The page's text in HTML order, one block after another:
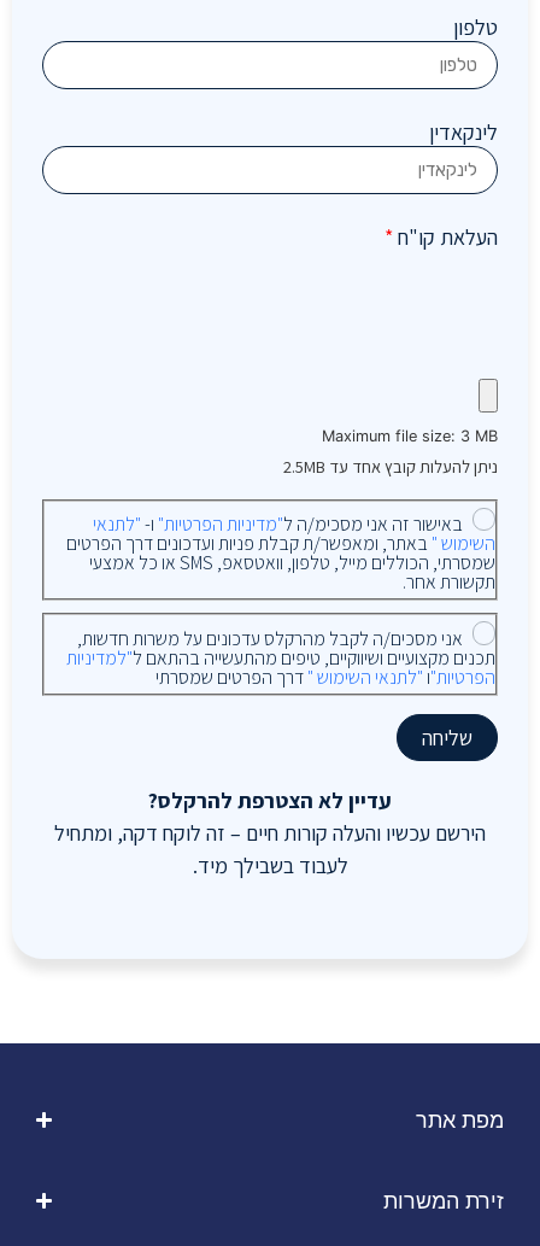
טלפון
לינקאדין
העלאת קו"ח *
Maximum file size: 3 MB
ניתן להעלות קובץ אחד עד 2.5MB
באישור זה אני מסכימ/ה ל"מדיניות הפרטיות" ו-"לתנאי
השימוש " באתר, ומאפשר/ת קבלת פניות ועדכונים דרך הפרטים
שמסרתי, הכוללים מייל, טלפון, וואטסאפ, SMS או כל אמצעי
תקשורת אחר.
אני מסכים/ה לקבל מהרקלס עדכונים על משרות חדשות,
תכנים מקצועיים ושיווקיים, טיפים מהתעשייה בהתאם ל"למדיניות
הפרטיות"ו "לתנאי השימוש "דרך הפרטים שמסרתי
שליחה
עדיין לא הצטרפת להרקלס?
הירשם עכשיו והעלה קורות חיים – זה לוקח דקה, ומתחיל
לעבוד בשבילך מיד.
מפת אתר
זירת המשרות